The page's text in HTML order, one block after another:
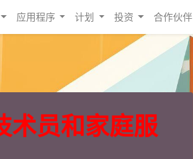
应用程序 计划 投资 合作伙伴
术员和家庭服